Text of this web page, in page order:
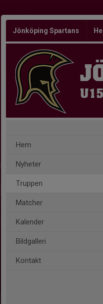
Jönköping Spartans
U15
Hem
Nyheter
Truppen
Matcher
Kalender
Bildgalleri
Kontakt